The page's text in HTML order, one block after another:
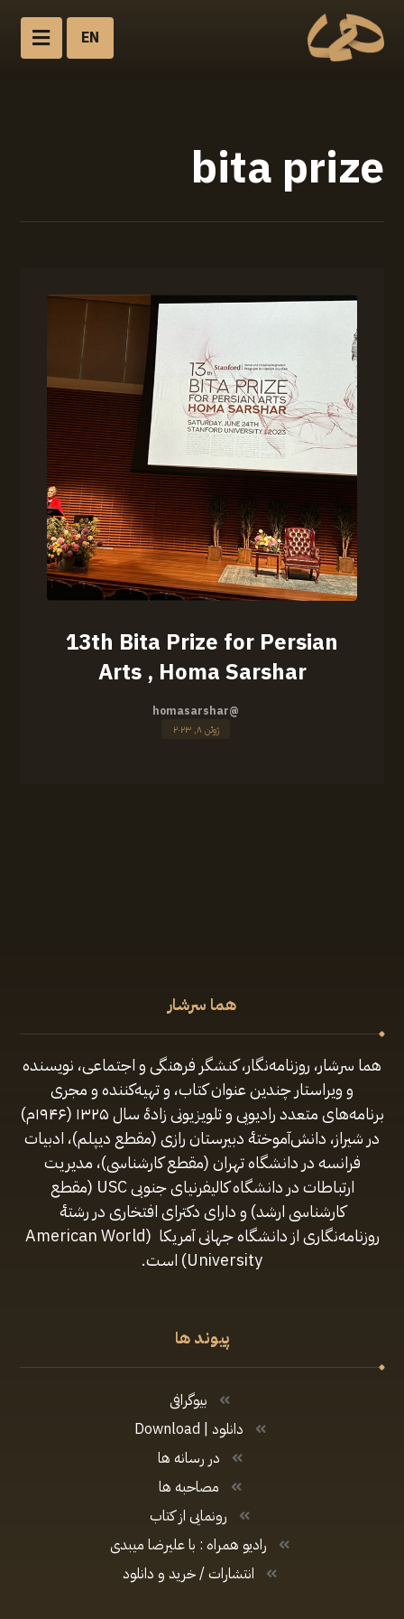
EN
bita prize
13th Bita Prize for Persian
Arts , Homa Sarshar
@homasarshar
ژوئن ۸, ۲۰۲۳
هما سرشار
هما سرشار، روزنامه‌نگار، کنشگر فرهنگی و اجتماعی، نویسنده
و ویراستار چندین عنوان کتاب، و تهیه‌کننده و مجری
برنامه‌های متعدد رادیویی و تلویزیونی زادهٔ سال ۱۳۲۵ (۱۹۴۶م)
در شیراز، دانش‌آموختهٔ دبیرستان رازی (مقطع‌ دیپلم)، ادبیات
فرانسه در دانشگاه تهران (مقطع کارشناسی)، مدیریت
ارتباطات در دانشگاه کالیفرنیای جنوبی USC (مقطع
کارشناسی ارشد) و دارای دکترای افتخاری در رشتهٔ
روزنامه‌نگاری از دانشگاه جهانی آمریکا (American World
University) است.
پیوند ها
بیوگرافی
دانلود | Download
در رسانه ها
مصاحبه ها
رونمایی از کتاب
رادیو همراه : با علیرضا میبدی
انتشارات / خرید و دانلود